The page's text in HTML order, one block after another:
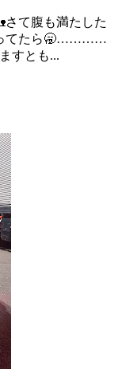
さて腹も満たした
ってたら🥱…………
すとも...